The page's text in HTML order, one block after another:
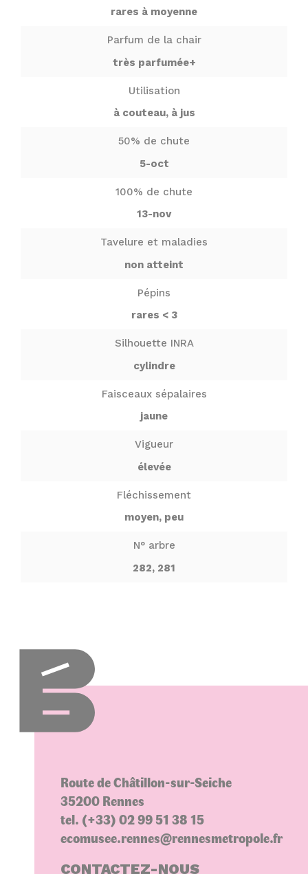
rares à moyenne
Parfum de la chair
très parfumée+
Utilisation
à couteau, à jus
50% de chute
5-oct
100% de chute
13-nov
Tavelure et maladies
non atteint
Pépins
rares < 3
Silhouette INRA
cylindre
Faisceaux sépalaires
jaune
Vigueur
élevée
Fléchissement
moyen, peu
N° arbre
282, 281
Route de Châtillon-sur-Seiche
35200 Rennes
tel. (+33) 02 99 51 38 15
ecomusee.rennes@rennesmetropole.fr
CONTACTEZ-NOUS